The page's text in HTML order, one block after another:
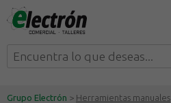
Grupo Electrón > Herramientas manuales